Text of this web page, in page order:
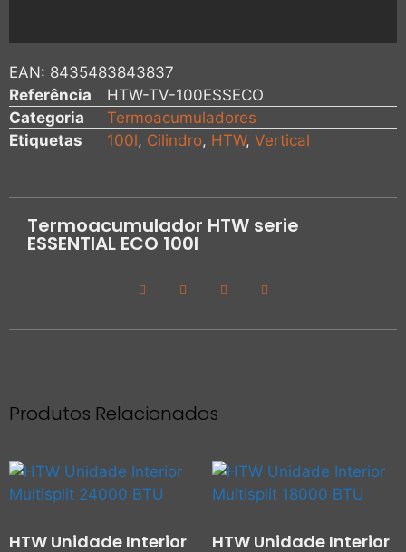
EAN: 8435483843837
Referência
HTW-TV-100ESSECO
Categoria
Termoacumuladores
Etiquetas
100l, Cilindro, HTW, Vertical
Termoacumulador HTW serie
ESSENTIAL ECO 100l
Produtos Relacionados
HTW Unidade Interior
HTW Unidade Interior